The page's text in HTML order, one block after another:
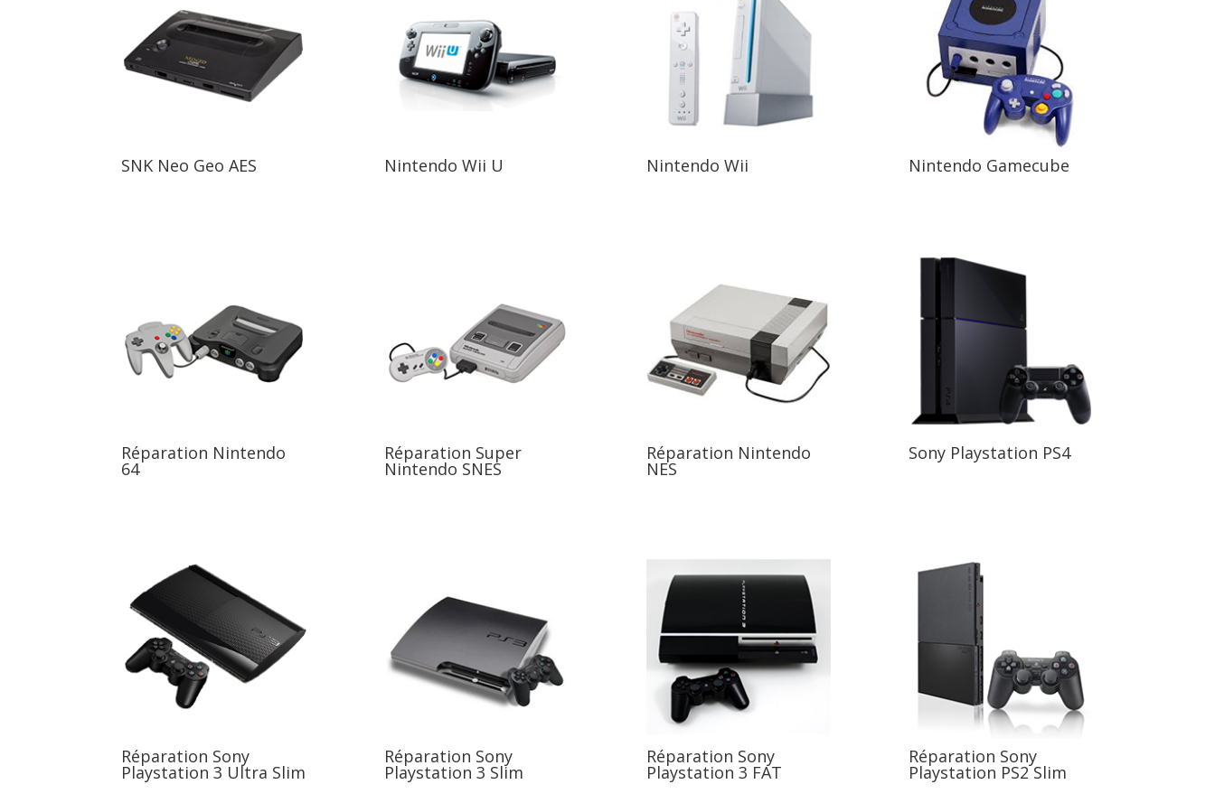
SNK Neo Geo AES Nintendo Wii U Nintendo Wii Nintendo Gamecube
Réparation Nintendo
64
Réparation Super
Nintendo SNES
Réparation Nintendo
NES
Sony Playstation PS4
Réparation Sony
Playstation 3 Ultra Slim
Réparation Sony
Playstation 3 Slim
Réparation Sony
Playstation 3 FAT
Réparation Sony
Playstation PS2 Slim